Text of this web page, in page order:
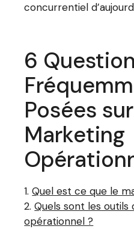
concurrentiel
6
Posées
Marketing
Quel est ce que le
Quels sont les outils
opérationnel ?